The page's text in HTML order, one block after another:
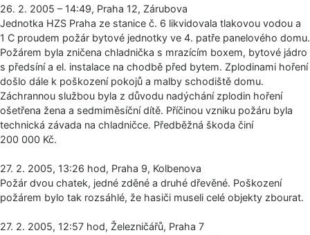
26. 2. 2005 – 14:49, Praha 12, Zárubova
Jednotka HZS Praha ze stanice č. 6 likvidovala tlakovou vodou a
1 C proudem požár bytové jednotky ve 4. patře panelového domu.
Požárem byla zničena chladnička s mrazícím boxem, bytové jádro
s předsíní a el. instalace na chodbě před bytem. Zplodinami hoření
došlo dále k poškození pokojů a malby schodiště domu.
Záchrannou službou byla z důvodu nadýchání zplodin hoření
ošetřena žena a sedmiměsíční dítě. Příčinou vzniku požáru byla
technická závada na chladničce. Předběžná škoda činí
200 000 Kč.
27. 2. 2005, 13:26 hod, Praha 9, Kolbenova
Požár dvou chatek, jedné zděné a druhé dřevěné. Poškození
požárem bylo tak rozsáhlé, že hasiči museli celé objekty zbourat.
27. 2. 2005, 12:57 hod, Železničářů, Praha 7